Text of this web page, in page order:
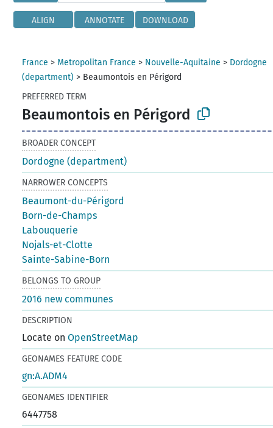
ALIGN ANNOTATE DOWNLOAD
France > Metropolitan France > Nouvelle-Aquitaine > Dordogne
(department) > Beaumontois en Périgord
PREFERRED TERM
Beaumontois en Périgord
BROADER CONCEPT
Dordogne (department)
NARROWER CONCEPTS
Beaumont-du-Périgord
Born-de-Champs
Labouquerie
Nojals-et-Clotte
Sainte-Sabine-Born
BELONGS TO GROUP
2016 new communes
DESCRIPTION
Locate onOpenStreetMap
GEONAMES FEATURE CODE
gn:A.ADM4
GEONAMES IDENTIFIER
6447758